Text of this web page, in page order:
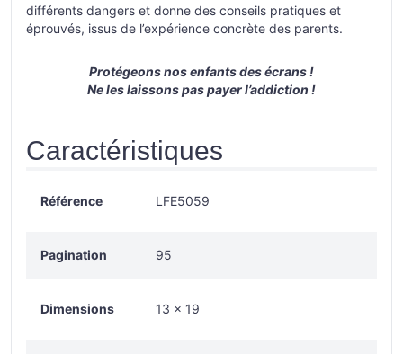
différents dangers et donne des conseils pratiques et
éprouvés, issus de l’expérience concrète des parents.
Protégeons nos enfants des écrans !
Ne les laissons pas payer l’addiction !
Caractéristiques
Référence LFE5059
Pagination 95
Dimensions 13 × 19